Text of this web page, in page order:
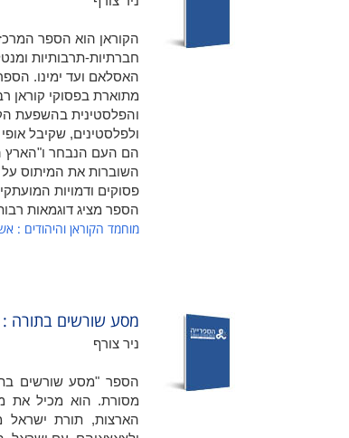
הקוראן הוא הספר
חברתיות-תרבותיות
האסלאם ועד ימינו.
מתוארת בפסוקי קוראן
והפלסטינית בהשפעת
ולפלסטינים, שקיבל
הם העם הנבחר ו"הארץ
השוברות את המיתוס על
פסוקים ודמויות
הספר מציג דוגמאות
מוחמד הקוראן והיהודים :
מסע שורשים בתורה
ניר צורף
הספר "מסע שורשים
מסורת. הוא מכיל את
הארצות, תורת ישראל